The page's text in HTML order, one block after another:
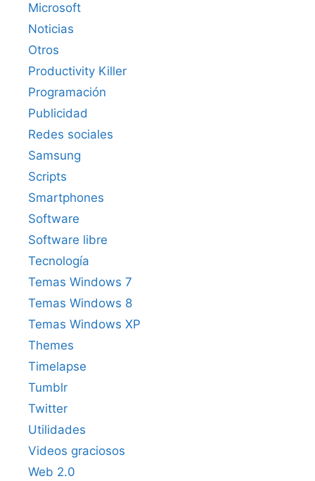
Microsoft
Noticias
Otros
Productivity Killer
Programación
Publicidad
Redes sociales
Samsung
Scripts
Smartphones
Software
Software libre
Tecnología
Temas Windows 7
Temas Windows 8
Temas Windows XP
Themes
Timelapse
Tumblr
Twitter
Utilidades
Videos graciosos
Web 2.0